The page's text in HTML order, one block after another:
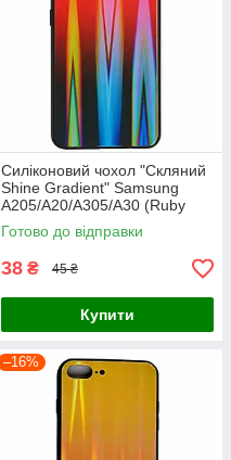
Силіконовий чохол "Скляний
Shine Gradient" Samsung
A205/A20/A305/A30 (Ruby
Red) №16
Готово до відправки
38 ₴ 45 ₴
Купити
–16%